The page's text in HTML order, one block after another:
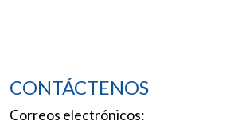
CONTÁCTENOS
Correos electrónicos: